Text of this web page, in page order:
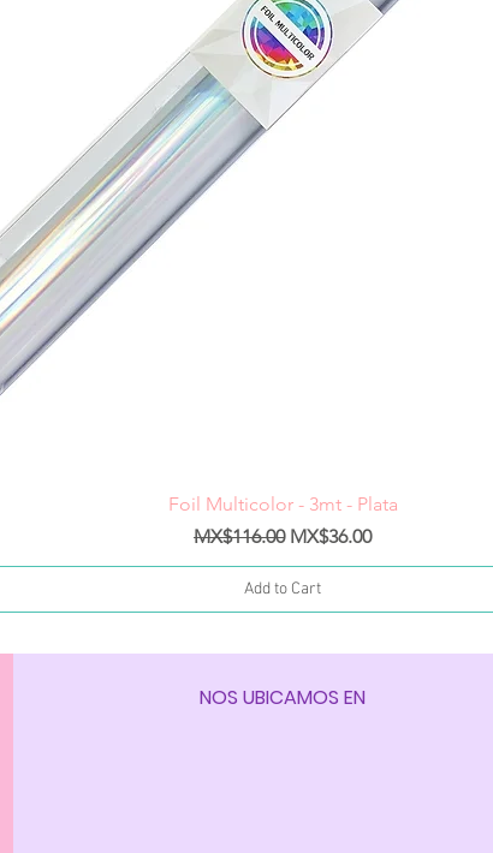
Quick View
Foil Multicolor - 3mt - Plata
Regular Price
MX$116.00 Sale Price
MX$36.00
Add to Cart
NOS UBICAMOS EN